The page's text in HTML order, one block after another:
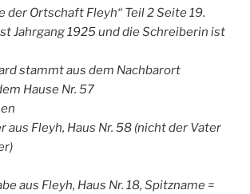
der Ortschaft Fleyh“ Teil 2 Seite 19.
Jahrgang 1925 und die Schreiberin ist
stammt aus dem Nachbarort
Hause Nr. 57
aus Fleyh, Haus Nr. 58 (nicht der Vater
aus Fleyh, Haus Nr. 18, Spitzname =